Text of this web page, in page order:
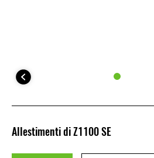
Allestimenti di Z1100 SE